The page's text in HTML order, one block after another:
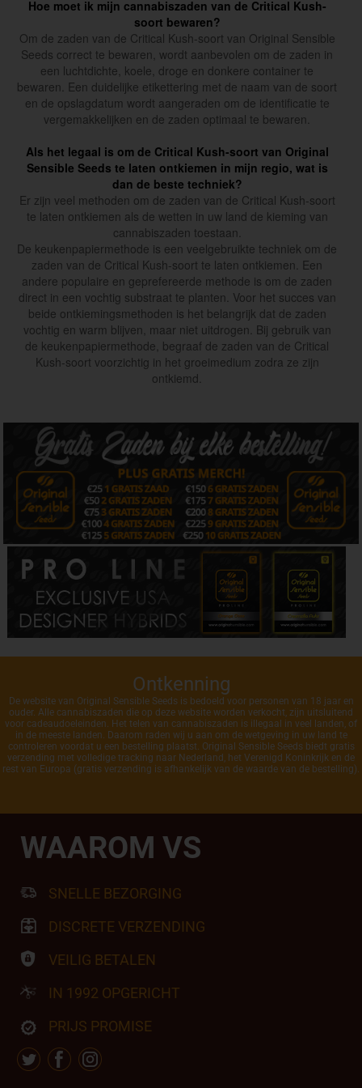
Hoe moet ik mijn cannabiszaden van de Critical Kush-
soort bewaren?
Om de zaden van de Critical Kush-soort van Original Sensible
Seeds correct te bewaren, wordt aanbevolen om de zaden in
een luchtdichte, koele, droge en donkere container te
bewaren. Een duidelijke etikettering met de naam van de soort
en de opslagdatum wordt aangeraden om de identificatie te
vergemakkelijken en de zaden optimaal te bewaren.
Als het legaal is om de Critical Kush-soort van Original
Sensible Seeds te laten ontkiemen in mijn regio, wat is
dan de beste techniek?
Er zijn veel methoden om de zaden van de Critical Kush-soort
te laten ontkiemen als de wetten in uw land de kieming van
cannabiszaden toestaan.
De keukenpapiermethode is een veelgebruikte techniek om de
zaden van de Critical Kush-soort te laten ontkiemen. Een
andere populaire en geprefereerde methode is om de zaden
direct in een vochtig substraat te planten. Voor het succes van
beide ontkiemingsmethoden is het belangrijk dat de zaden
vochtig en warm blijven, maar niet uitdrogen. Bij gebruik van
de keukenpapiermethode, begraaf de zaden van de Critical
Kush-soort voorzichtig in het groeimedium zodra ze zijn
ontkiemd.
Ontkenning
De website van Original Sensible Seeds is bedoeld voor personen van 18 jaar en
ouder. Alle cannabiszaden die op deze website worden verkocht, zijn uitsluitend
voor cadeaudoeleinden. Het telen van cannabiszaden is illegaal in veel landen, of
in de meeste landen. Daarom raden wij u aan om de wetgeving in uw land te
controleren voordat u een bestelling plaatst. Original Sensible Seeds biedt gratis
verzending met volledige tracking naar Nederland, het Verenigd Koninkrijk en de
rest van Europa (gratis verzending is afhankelijk van de waarde van de bestelling).
WAAROM VS
SNELLE BEZORGING
DISCRETE VERZENDING
VEILIG BETALEN
IN 1992 OPGERICHT
PRIJS PROMISE